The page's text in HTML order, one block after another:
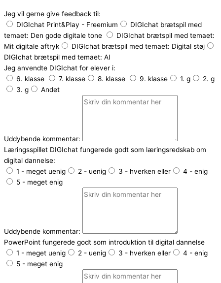
Jeg vil gerne give feedback til:
DIGIchat Print&Play - Freemium
DIGIchat brætspil med
temaet: Den gode digitale tone
DIGIchat brætspil med temaet:
Mit digitale aftryk
DIGIchat brætspil med temaet: Digital støj
DIGIchat brætspil med temaet: AI
Jeg anvendte DIGIchat for elever i:
6. klasse
7. klasse 8. klasse 9. klasse 1. g
2. g
3. g
Andet
Uddybende kommentar:
Læringsspillet DIGIchat fungerede godt som læringsredskab om
digital dannelse:
1 - meget uenig
2 - uenig 3 - hverken eller
4 - enig
5 - meget enig
Uddybende kommentar:
PowerPoint fungerede godt som introduktion til digital dannelse
1 - meget uenig
2 - uenig 3 - hverken eller
4 - enig
5 - meget enig